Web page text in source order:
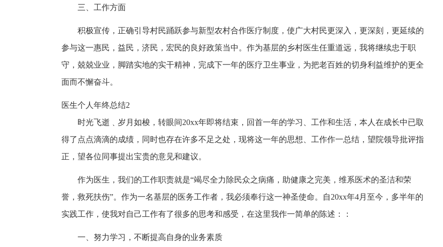
三、工作方面
积极宣传，正确引导村民踊跃参与新型农村合作医疗制度，使广大村民更深入，更深刻，更延续的
参与这一惠民，益民，济民，宏民的良好政策当中。作为基层的乡村医生任重道远，我将继续忠于职
守，兢兢业业，脚踏实地的实干精神，完成下一年的医疗卫生事业，为把老百姓的切身利益维护的更全
面而不懈奋斗。
医生个人年终总结2
时光飞逝﹑岁月如梭，转眼间20xx年即将结束，回首一年的学习、工作和生活，本人在成长中已取
得了点点滴滴的成绩，同时也存在许多不足之处，现将这一年的思想、工作作一总结，望院领导批评指
正，望各位同事提出宝贵的意见和建议。
作为医生，我们的工作职责就是“竭尽全力除民众之病痛，助健康之完美，维系医术的圣洁和荣
誉，救死扶伤”。作为一名基层的医务工作者，我必须奉行这一神圣使命。自20xx年4月至今，多半年的
实践工作，使我对自己工作有了很多的思考和感受，在这里我作一简单的陈述：：
一、努力学习，不断提高自身的业务素质